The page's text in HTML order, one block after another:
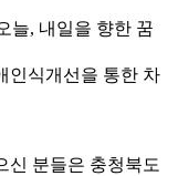
늘, 내일을 향한 꿈
인식개선을 통한 차
신 분들은 충청북도